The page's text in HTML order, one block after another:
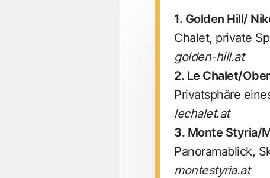
1. Golden Hill/
Chalet, private
golden-hill.at
2. Le Chalet/
Privatsphäre
lechalet.at
3. Monte Styria/
Panoramablick,
montestyria.at